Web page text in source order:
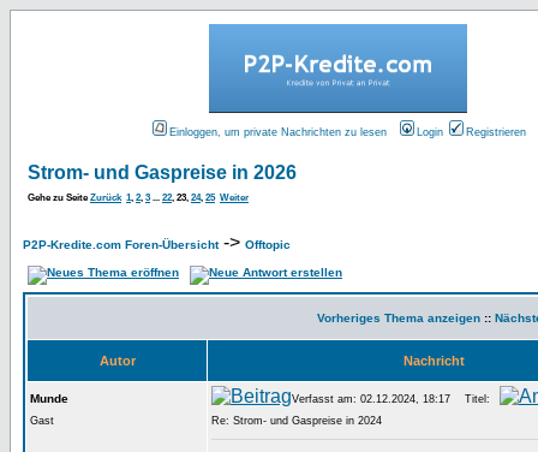
Einloggen, um private Nachrichten zu lesen Login Registrieren
Strom- und Gaspreise in 2026
Gehe zu SeiteZurück 1, 2, 3 ... 22, 23, 24, 25 Weiter
P2P-Kredite.com Foren-Übersicht-> Offtopic
Vorheriges Thema anzeigen ::
Autor Nachricht
Munde
Gast
Verfasst am: 02.12.2024, 18:17
Titel:
Re: Strom- und Gaspreise in 2024